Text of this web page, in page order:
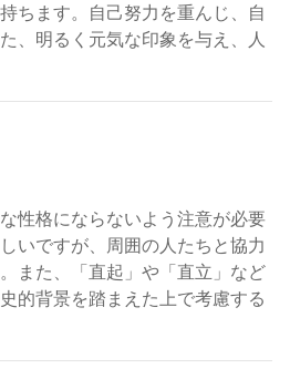
ちます。自己努力を重んじ、自
、明るく元気な印象を与え、人
性格にならないよう注意が必要
いですが、周囲の人たちと協力
また、「直起」や「直立」など
的背景を踏まえた上で考慮する